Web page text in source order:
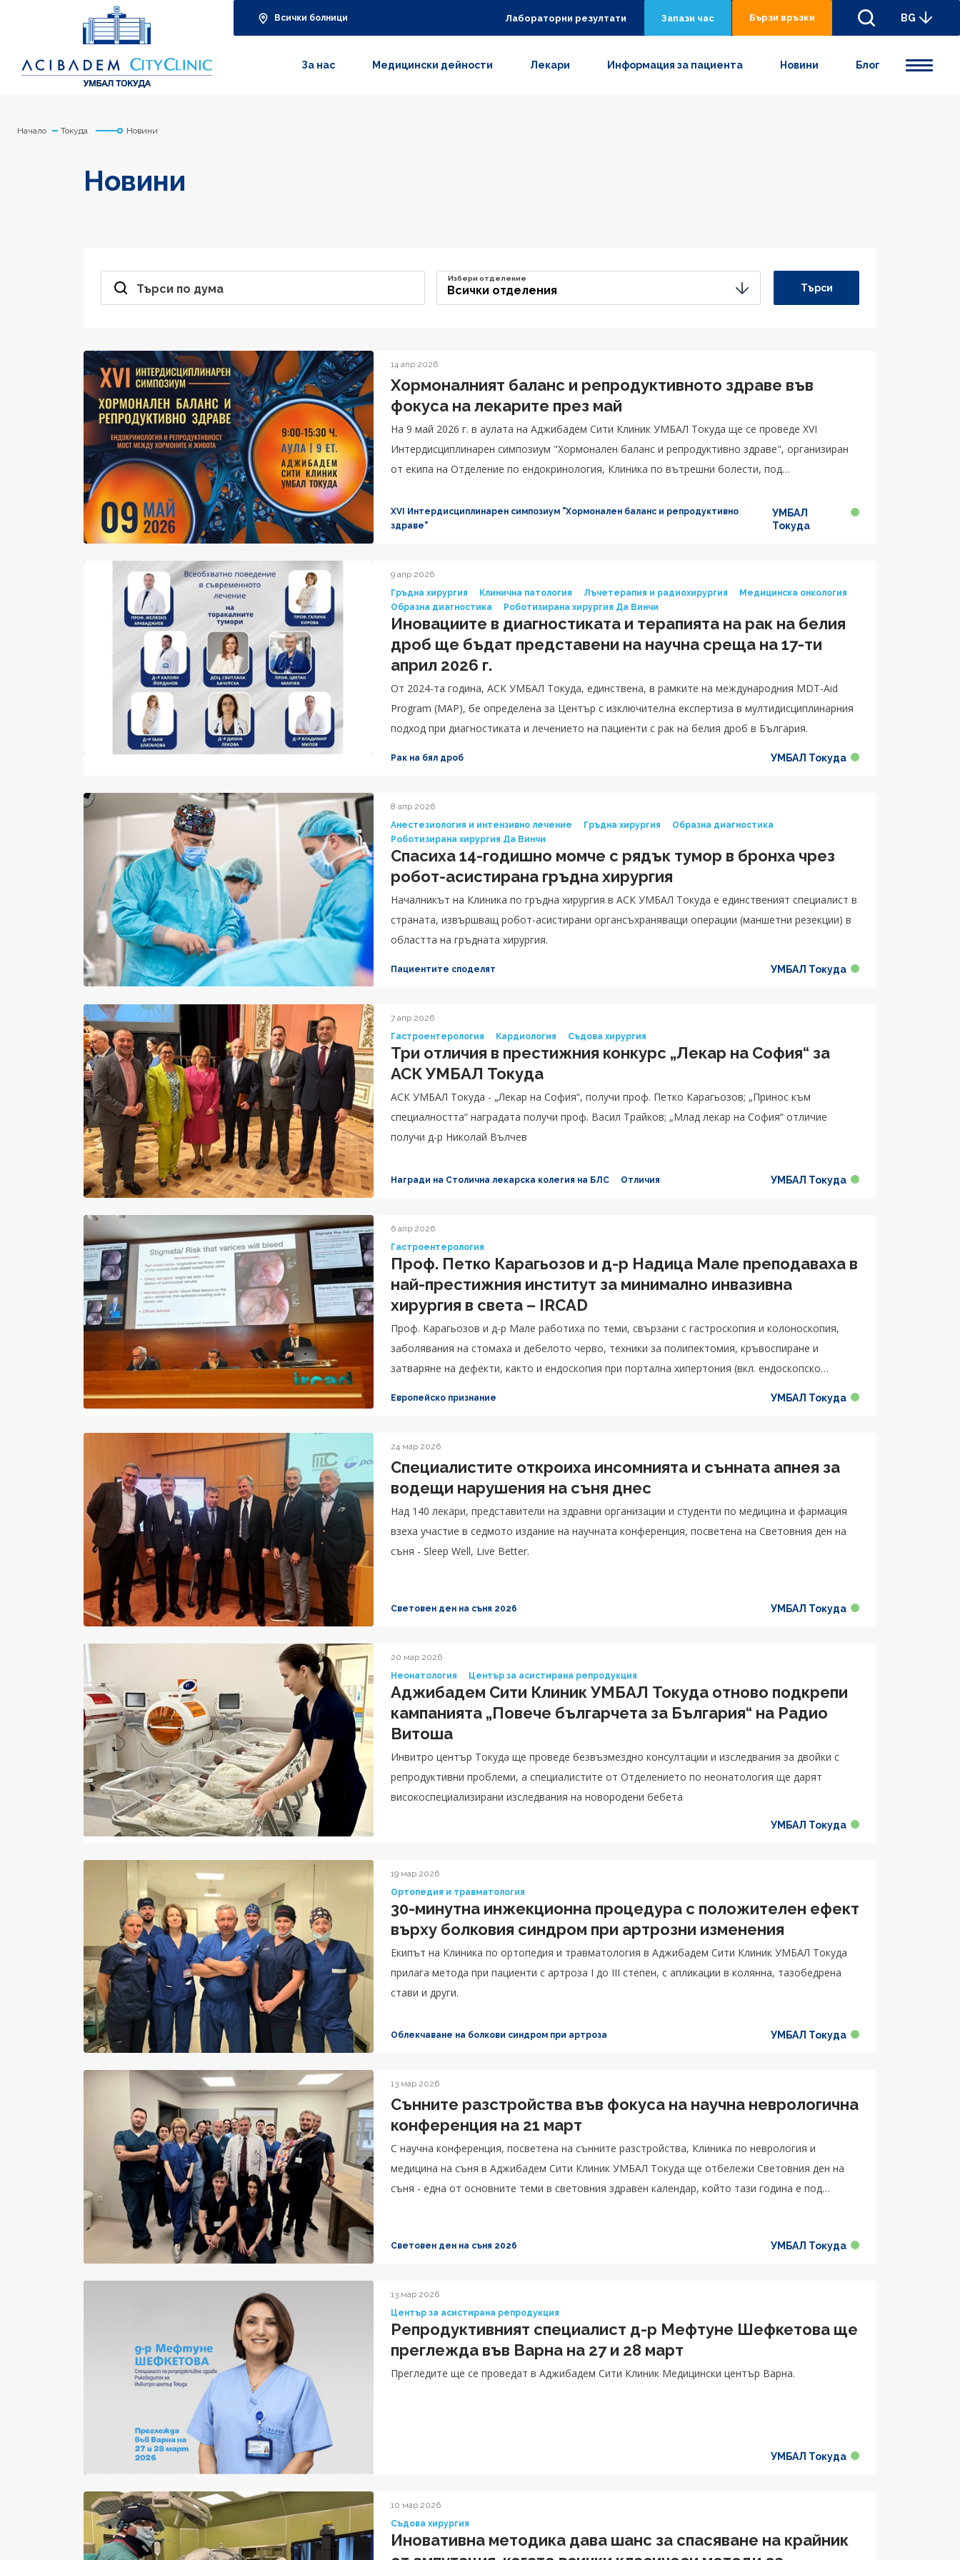
Всички болници Лабораторни резултати Запази час Бързи връзки BG
За нас Медицински дейности Лекари Информация за пациента Новини Блог
Начало Токуда Новини
Новини
Търси по дума Всички отделения
Избери отделение
Търси
14 апр 2026
Хормоналният баланс и репродуктивното здраве във
фокуса на лекарите през май
На 9 май 2026 г. в аулата на Аджибадем Сити Клиник УМБАЛ Токуда ще се проведе XVI
Интердисциплинарен симпозиум "Хормонален баланс и репродуктивно здраве", организиран
от екипа на Отделение по ендокринология, Клиника по вътрешни болести, под
XVI Интердисциплинарен симпозиум "Хормонален баланс и репродуктивно
здраве"
УМБАЛ
Токуда
9 апр 2026
Гръдна хирургия
Клинична патология Лъчетерапия и радиохирургия
Медицинска онкология
Образна диагностика
Роботизирана хирургия Да Винчи
Иновациите в диагностиката и терапията на рак на белия
дроб ще бъдат представени на научна среща на 17-ти
април 2026 г.
От 2024-та година, АСК УМБАЛ Токуда, единствена, в рамките на международния MDT-Aid
Program (MAP), бе определена за Център с изключителна експертиза в мултидисциплинарния
подход при диагностиката и лечението на пациенти с рак на белия дроб в България.
Рак на бял дроб УМБАЛ Токуда
8 апр 2026
Анестезиология и интензивно лечение
Гръдна хирургия
Образна диагностика
Роботизирана хирургия Да Винчи
Спасиха 14-годишно момче с рядък тумор в бронха чрез
робот-асистирана гръдна хирургия
Началникът на Клиника по гръдна хирургия в АСК УМБАЛ Токуда е единственият специалист в
страната, извършващ робот-асистирани органсъхраняващи операции (маншетни резекции) в
областта на гръдната хирургия.
Пациентите споделят УМБАЛ Токуда
7 апр 2026
Гастроентерология
Кардиология Съдова хирургия
Три отличия в престижния конкурс „Лекар на София“ за
АСК УМБАЛ Токуда
АСК УМБАЛ Токуда - „Лекар на София“, получи проф. Петко Карагьозов; „Принос към
специалността“ наградата получи проф. Васил Трайков; „Млад лекар на София“ отличие
получи д-р Николай Вълчев
Награди на Столична лекарска колегия на БЛС Отличия УМБАЛ Токуда
6 апр 2026
Гастроентерология
Проф. Петко Карагьозов и д-р Надица Мале преподаваха в
най-престижния институт за минимално инвазивна
хирургия в света – IRCAD
Проф. Карагьозов и д-р Мале работиха по теми, свързани с гастроскопия и колоноскопия,
заболявания на стомаха и дебелото черво, техники за полипектомия, кръвоспиране и
затваряне на дефекти, както и ендоскопия при портална хипертония (вкл. ендоскопско
Европейско признание УМБАЛ Токуда
24 мар 2026
Специалистите откроиха инсомнията и сънната апнея за
водещи нарушения на съня днес
Над 140 лекари, представители на здравни организации и студенти по медицина и фармация
взеха участие в седмото издание на научната конференция, посветена на Световния ден на
съня - Sleep Well, Live Better.
Световен ден на съня 2026 УМБАЛ Токуда
20 мар 2026
Неонатология
Център за асистирана репродукция
Аджибадем Сити Клиник УМБАЛ Токуда отново подкрепи
кампанията „Повече българчета за България“ на Радио
Витоша
Инвитро център Токуда ще проведе безвъзмездно консултации и изследвания за двойки с
репродуктивни проблеми, а специалистите от Отделението по неонатология ще дарят
високоспециализирани изследвания на новородени бебета
УМБАЛ Токуда
19 мар 2026
Ортопедия и травматология
30-минутна инжекционна процедура с положителен ефект
върху болковия синдром при артрозни изменения
Екипът на Клиника по ортопедия и травматология в Аджибадем Сити Клиник УМБАЛ Токуда
прилага метода при пациенти с артроза I до III степен, с апликации в колянна, тазобедрена
стави и други.
Облекчаване на болкови синдром при артроза УМБАЛ Токуда
13 мар 2026
Сънните разстройства във фокуса на научна неврологична
конференция на 21 март
С научна конференция, посветена на сънните разстройства, Клиника по неврология и
медицина на съня в Аджибадем Сити Клиник УМБАЛ Токуда ще отбележи Световния ден на
съня - една от основните теми в световния здравен календар, който тази година е под
Световен ден на съня 2026 УМБАЛ Токуда
13 мар 2026
Център за асистирана репродукция
Репродуктивният специалист д-р Мефтуне Шефкетова ще
преглежда във Варна на 27 и 28 март
Прегледите ще се проведат в Аджибадем Сити Клиник Медицински център Варна.
УМБАЛ Токуда
10 мар 2026
Съдова хирургия
Иновативна методика дава шанс за спасяване на крайник